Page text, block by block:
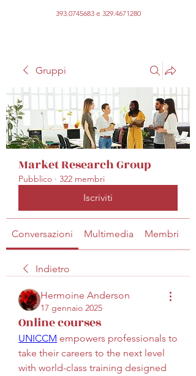
393.0745683e 329.4671280
Gruppi
Market Research Group
Pubblico · 322 membri
Iscriviti
Conversazioni Multimedia Membri
Indietro
Hermoine Anderson
17 gennaio 2025
Online courses
UNICCM empowers professionals to
take their careers to the next level
with world-class training designed